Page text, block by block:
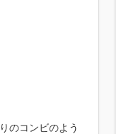
のコンビのよう